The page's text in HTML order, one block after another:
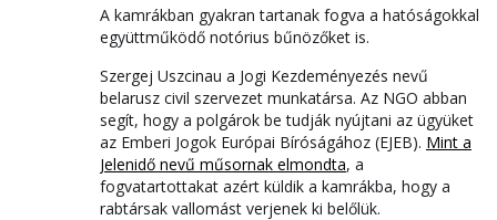
A kamrákban gyakran tartanak fogva a hatóságokkal
együttműködő notórius bűnözőket is.
Szergej Uszcinau a Jogi Kezdeményezés nevű
belarusz civil szervezet munkatársa. Az NGO abban
segít, hogy a polgárok be tudják nyújtani az ügyüket
az Emberi Jogok Európai Bíróságához (EJEB). Mint a
Jelenidő nevű műsornak elmondta, a
fogvatartottakat azért küldik a kamrákba, hogy a
rabtársak vallomást verjenek ki belőlük.